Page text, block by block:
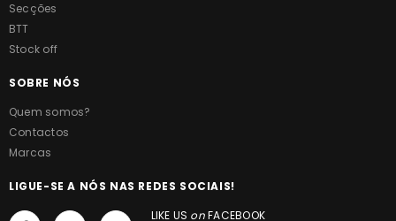
Secções
BTT
Stock off
SOBRE NÓS
Quem somos?
Contactos
Marcas
LIGUE-SE A NÓS NAS REDES SOCIAIS!
LIKE US onFACEBOOK